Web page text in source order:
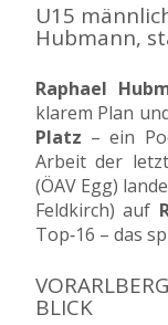
U15
Hubmann,
Raphael
klarem Plan
Platz – ein
Arbeit der
(ÖAV Egg)
Feldkirch) auf
Top‑16 – das
BLICK